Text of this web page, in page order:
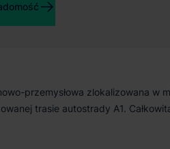
przemysłowa zlokalizowana w
trasie autostrady A1.